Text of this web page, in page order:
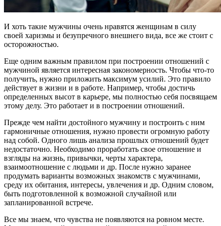
И хоть такие мужчины очень нравятся женщинам в силу
своей харизмы и безупречного внешнего вида, все же стоит с
осторожностью.
Еще одним важным правилом при построении отношений с
мужчиной является интересная закономерность. Чтобы что-то
получить, нужно приложить максимум усилий. Это правило
действует в жизни и в работе. Например, чтобы достичь
определенных высот в карьере, мы полностью себя посвящаем
этому делу. Это работает и в построении отношений.
Прежде чем найти достойного мужчину и построить с ним
гармоничные отношения, нужно провести огромную работу
над собой. Одного лишь анализа прошлых отношений будет
недостаточно. Необходимо проработать свое отношение и
взгляды на жизнь, привычки, черты характера,
взаимоотношение с людьми и др. После нужно заранее
продумать варианты возможных знакомств с мужчинами,
среду их обитания, интересы, увлечения и др. Одним словом,
быть подготовленной к возможной случайной или
запланированной встрече.
Все мы знаем, что чувства не появляются на ровном месте.